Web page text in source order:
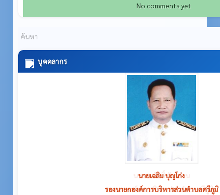
No comments yet
บุคคลากร
นายเฉลิม บุญโก่ง
รองนายกองค์การบริหารส่วนตำบลศรีภูมิ